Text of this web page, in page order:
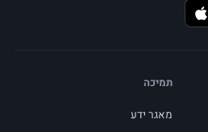
תמיכה
מאגר ידע